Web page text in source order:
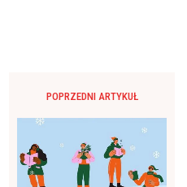
POPRZEDNI ARTYKUŁ